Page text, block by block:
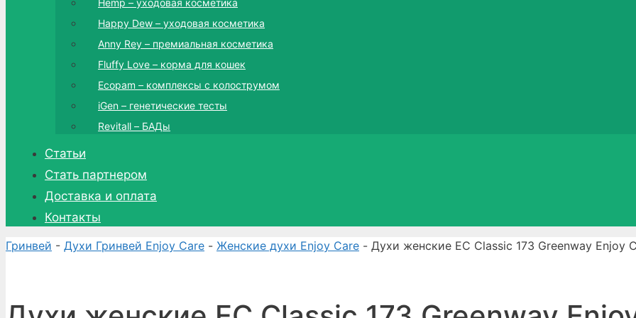
Hemp – уходовая косметика
Happy Dew – уходовая косметика
Anny Rey – премиальная косметика
Fluffy Love – корма для кошек
Ecopam – комплексы с колострумом
iGen – генетические тесты
Revitall – БАДы
Статьи
Стать партнером
Доставка и оплата
Контакты
Гринвей - Духи Гринвей Enjoy Care - Женские духи Enjoy Care - Духи женские EC Classic 173 Greenway Enjoy